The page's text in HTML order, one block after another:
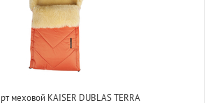
меховой KAISER DUBLAS TERRA